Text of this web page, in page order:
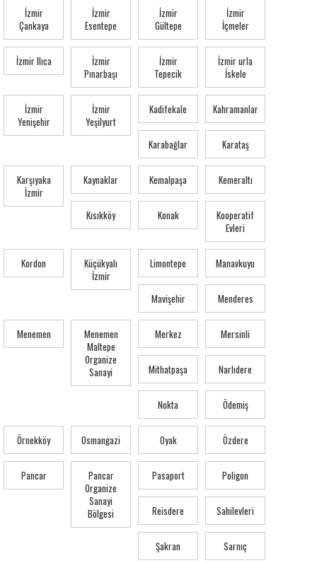
İzmir
Çankaya
İzmir
Esentepe
İzmir
Gültepe
İzmir
İçmeler
İzmir Ilıca
İzmir
Pınarbaşı
İzmir
Tepecik
İzmir urla
İskele
İzmir
Yenişehir
İzmir
Yeşilyurt
Kadifekale Kahramanlar
Karabağlar Karataş
Karşıyaka
İzmir
Kaynaklar Kemalpaşa Kemeraltı
Kısıkköy Konak
Kooperatif
Evleri
Kordon
Küçükyalı
İzmir
Limontepe Manavkuyu
Mavişehir Menderes
Menemen
Menemen
Maltepe
Organize
Sanayi
Merkez Mersinli
Mithatpaşa Narlıdere
Nokta Ödemiş
Örnekköy Osmangazi Oyak Özdere
Pancar
Pancar
Organize
Sanayi
Bölgesi
Pasaport Poligon
Reisdere Sahilevleri
Şakran Sarnıç